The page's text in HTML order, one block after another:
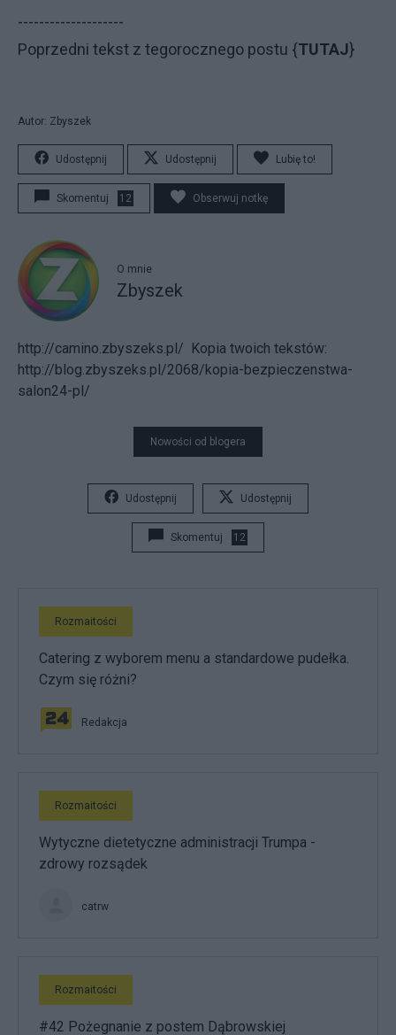
--------------------
Poprzedni tekst z tegorocznego postu {TUTAJ}
Autor: Zbyszek
Udostępnij Udostępnij Lubię to!
Skomentuj 12 Obserwuj notkę
O mnie
Zbyszek
http://camino.zbyszeks.pl/ Kopia twoich tekstów:
http://blog.zbyszeks.pl/2068/kopia-bezpieczenstwa-
salon24-pl/
Nowości od blogera
Udostępnij Udostępnij
Skomentuj 12
Rozmaitości
Catering z wyborem menu a standardowe pudełka.
Czym się różni?
Redakcja
Rozmaitości
Wytyczne dietetyczne administracji Trumpa -
zdrowy rozsądek
catrw
Rozmaitości
#42 Pożegnanie z postem Dąbrowskiej